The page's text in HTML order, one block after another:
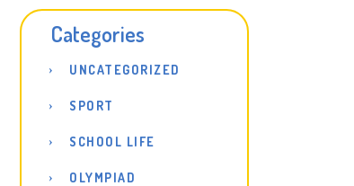
Categories
UNCATEGORIZED
SPORT
SCHOOL LIFE
OLYMPIAD